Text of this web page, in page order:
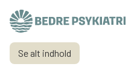
Skip to content
Få hjælp
Se alt indhold